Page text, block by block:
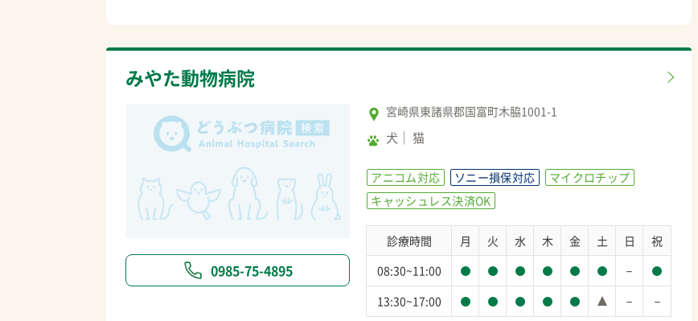
みやた動物病院
0985-75-4895
宮崎県東諸県郡国富町木脇1001-1
犬 猫
アニコム対応 ソニー損保対応
マイクロチップ
キャッシュレス決済OK
診療時間 月 火 水 木 金 土 日
祝
08:30~11:00
－
13:30~17:00 － －